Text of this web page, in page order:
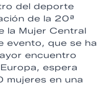
del deporte
de la 20ª
la Mujer Central
evento, que se ha
encuentro
espera
mujeres en una